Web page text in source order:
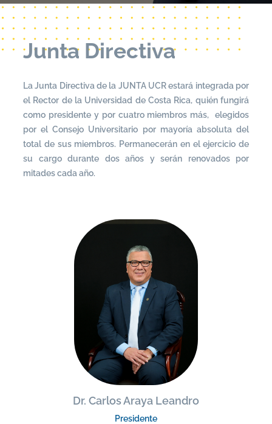
Junta Directiva
La Junta Directiva de la JUNTA UCR estará integrada por
el Rector de la Universidad de Costa Rica, quién fungirá
como presidente y por cuatro miembros más, elegidos
por el Consejo Universitario por mayoría absoluta del
total de sus miembros. Permanecerán en el ejercicio de
su cargo durante dos años y serán renovados por
mitades cada año.
Dr. Carlos Araya Leandro
Presidente